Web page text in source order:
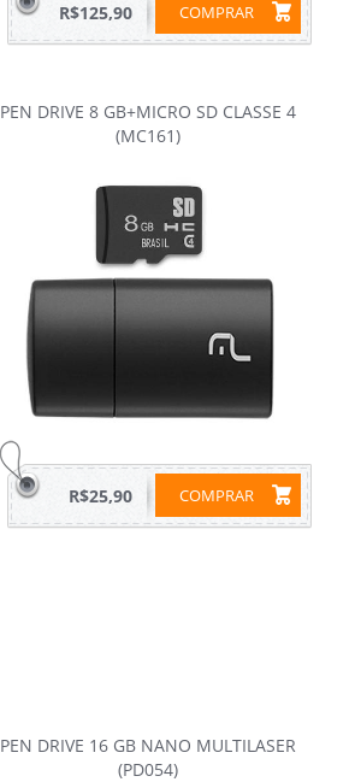
COMPRAR
R$125,90
PEN DRIVE 8 GB+MICRO SD CLASSE 4
(MC161)
COMPRAR
R$25,90
PEN DRIVE 16 GB NANO MULTILASER
(PD054)